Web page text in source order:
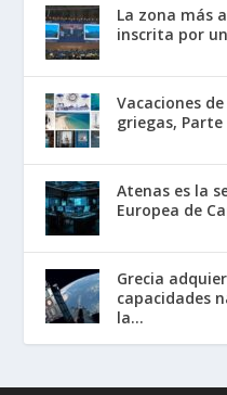
La zona más
inscrita por
Vacaciones
griegas, Parte
Atenas es la
Europea de
Grecia
capacidades
la...